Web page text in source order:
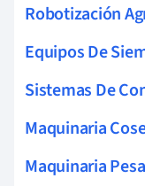
Robotización
Equipos De
Sistemas De
Maquinaria
Maquinaria